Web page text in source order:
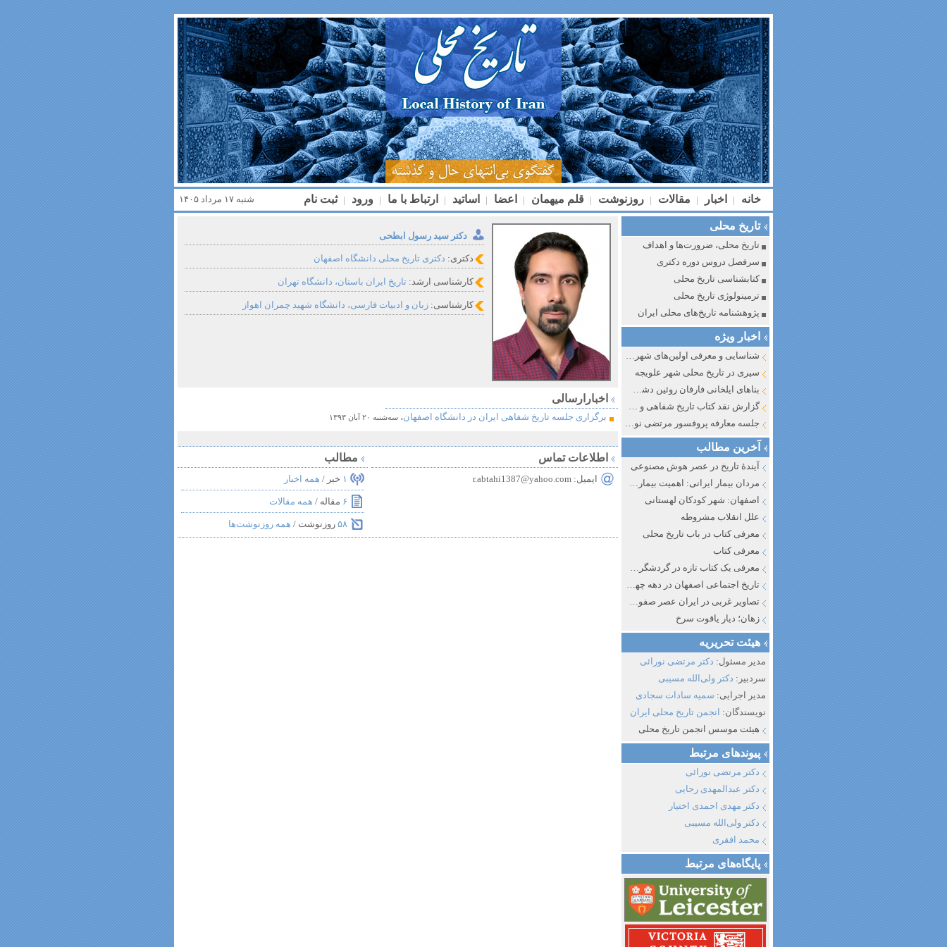
خانه | اخبار | مقالات | روزنوشت | قلم میهمان | اعضا | اساتید | ارتباط با ما | ورود | ثبت نام شنبه ۱۷ مرداد ۱۴۰۵
تاریخ محلی
تاریخ محلی، ضرورت‌ها و اهداف
سرفصل دروس دوره دکتری
کتابشناسی تاریخ محلی
ترمینولوژی تاریخ محلی
پژوهشنامه تاریخ‌های محلی ایران
اخبار ویژه
شناسایی و معرفی اولین‌های شهر مشهد
سیری در تاریخ محلی شهر علویجه
بناهای ایلخانی فارفان روئین دشت اصفهان
گزارش نقد کتاب تاریخ شفاهی و جایگاه آن در تاریخ نگاری معاصر ایران ۱۳۸۵-۱۳۵۸
جلسه معارفه پروفسور مرتضی نورائی در دپارتمان شرق‌شناسی دانشگاه صوفیا، بلغارستان
آخرین مطالب
آیندهٔ تاریخ در عصر هوش مصنوعی
مردان بیمار ایرانی: اهمیت بیماری به عنوان عاملی در تفسیر تاریخ سیاسی ایران جدید
اصفهان: شهر کودکان لهستانی
علل انقلاب مشروطه
معرفی کتاب در باب تاریخ محلی
معرفی کتاب
معرفی یک کتاب تازه در گردشگری اصفهان
تاریخ اجتماعی اصفهان در دهه چهل و پنجاه از نگاه طنز نوروز جمشاد
تصاویر غربی در ایران عصر صفوی و قاجار
زهان؛ دیار یاقوت سرخ
هیئت تحریریه
مدیر مسئول: دکتر مرتضی نورائی
سردبیر: دکتر ولی‌الله مسیبی
مدیر اجرایی: سمیه سادات سجادی
نویسندگان: انجمن تاریخ محلی ایران
هیئت موسس انجمن تاریخ محلی
پیوند‌های مرتبط
دکتر مرتضی نورائی
دکتر عبدالمهدی رجایی
دکتر مهدی احمدی اختیار
دکتر ولی‌الله مسیبی
محمد افقری
پایگاه‌های مرتبط
دکتر سید رسول ابطحی
دکتری: دکتری تاریخ محلی دانشگاه اصفهان
کارشناسی ارشد: تاریخ ایران باستان، دانشگاه تهران
کارشناسی: زبان و ادبیات فارسی، دانشگاه شهید چمران اهواز
اخبارارسالی
برگزاری جلسه تاریخ شفاهی ایران در دانشگاه اصفهان، سه‌شنبه ۲۰ آبان ۱۳۹۳
اطلاعات تماس
ایمیل: r.abtahi1387@yahoo.com
مطالب
۱ خبر / همه اخبار
۶ مقاله / همه مقالات
۵۸ روزنوشت / همه روزنوشت‌ها